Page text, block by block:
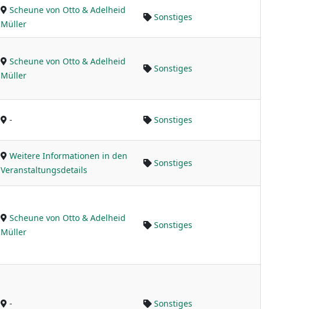
Scheune von Otto & Adelheid
Müller
Sonstiges
Scheune von Otto & Adelheid
Müller
Sonstiges
- Sonstiges
Weitere Informationen in den
Veranstaltungsdetails
Sonstiges
Scheune von Otto & Adelheid
Müller
Sonstiges
- Sonstiges